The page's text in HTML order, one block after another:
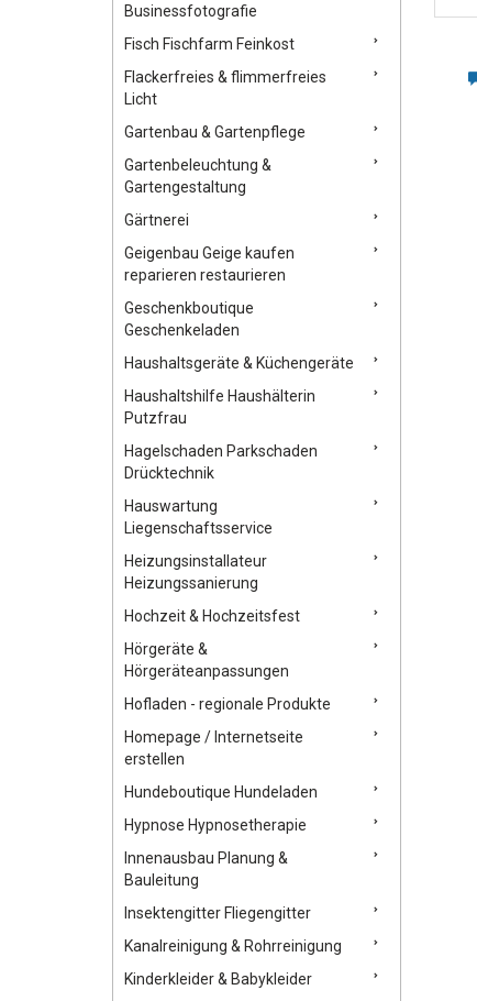
Businessfotografie
Fisch Fischfarm Feinkost
Flackerfreies & flimmerfreies
Licht
Gartenbau & Gartenpflege
Gartenbeleuchtung &
Gartengestaltung
Gärtnerei
Geigenbau Geige kaufen
reparieren restaurieren
Geschenkboutique
Geschenkeladen
Haushaltsgeräte & Küchengeräte
Haushaltshilfe Haushälterin
Putzfrau
Hagelschaden Parkschaden
Drücktechnik
Hauswartung
Liegenschaftsservice
Heizungsinstallateur
Heizungssanierung
Hochzeit & Hochzeitsfest
Hörgeräte &
Hörgeräteanpassungen
Hofladen - regionale Produkte
Homepage / Internetseite
erstellen
Hundeboutique Hundeladen
Hypnose Hypnosetherapie
Innenausbau Planung &
Bauleitung
Insektengitter Fliegengitter
Kanalreinigung & Rohrreinigung
Kinderkleider & Babykleider